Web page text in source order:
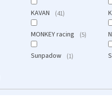
KAVAN 41
MONKEY racing 5
Sunpadow 1